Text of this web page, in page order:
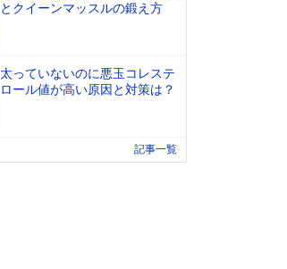
とクイーンマッスルの鍛え方
太っていないのに悪玉コレステ
ロール値が高い原因と対策は？
記事一覧